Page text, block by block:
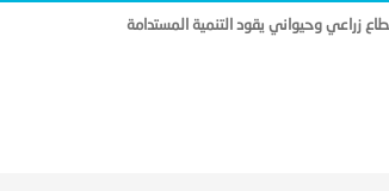
زراعي وحيواني يقود التنمية المستدامة